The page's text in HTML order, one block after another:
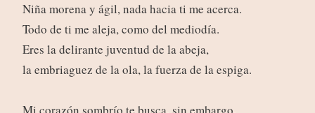
Niña morena y ágil, nada hacia ti me acerca.
Todo de ti me aleja, como del mediodía.
Eres la delirante juventud de la abeja,
la embriaguez de la ola, la fuerza de la espiga.